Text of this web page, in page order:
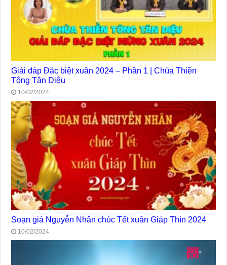
Giải đáp Đặc biệt xuân 2024 – Phần 1 | Chùa Thiền
Tông Tân Diệu
10/02/2024
Soạn giả Nguyễn Nhân chúc Tết xuân Giáp Thìn 2024
10/02/2024